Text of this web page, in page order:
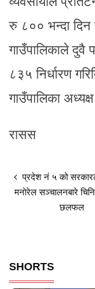
रु ८०० भन्दा दिन
गाउँपालिकाले दुवै
८३५ निर्धारण
गाउँपालिका
रासस
प्रदेश नं ५ को सरकारले
मनाेरेल सञ्चालनबारे
छलफल
SHORTS